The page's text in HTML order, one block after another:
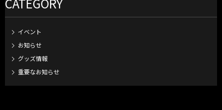
イベント
お知らせ
グッズ情報
重要なお知らせ